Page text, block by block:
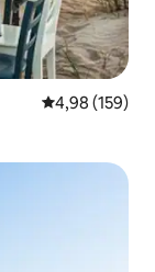
Просечна
4,98 (159)